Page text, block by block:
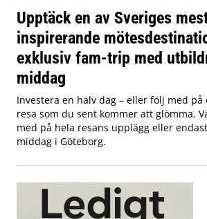
Upptäck en av Sveriges
inspirerande
exklusiv fam-trip med
middag
Investera en halv dag – eller följ med på
resa som du sent kommer att glömma.
med på hela resans upplägg eller
middag i Göteborg.